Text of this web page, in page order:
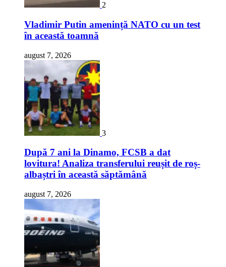
2
Vladimir Putin amenință NATO cu un test
în această toamnă
august 7, 2026
3
După 7 ani la Dinamo, FCSB a dat
lovitura! Analiza transferului reușit de roș-
albaștri în această săptămână
august 7, 2026